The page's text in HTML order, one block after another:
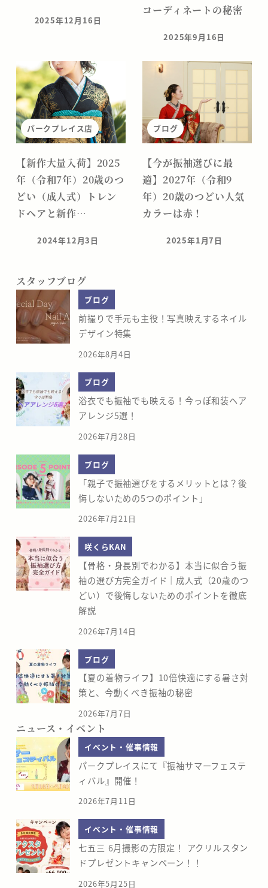
投稿日
2025年12月16日
コーディネートの秘密
投稿日
2025年9月16日
パークプレイス店
【新作大量入荷】2025
年（令和7年）20歳のつ
どい（成人式）トレン
ドヘアと新作…
投稿日
2024年12月3日
ブログ
【今が振袖選びに最
適】2027年（令和9
年）20歳のつどい人気
カラーは赤！
投稿日
2025年1月7日
スタッフブログ
ブログ
前撮りで手元も主役！写真映えするネイル
デザイン特集
2026年8月4日
ブログ
浴衣でも振袖でも映える！今っぽ和装ヘア
アレンジ5選！
2026年7月28日
ブログ
「親子で振袖選びをするメリットとは？後
悔しないための5つのポイント」
2026年7月21日
咲くらKAN
【骨格・身長別でわかる】本当に似合う振
袖の選び方完全ガイド｜成人式（20歳のつ
どい）で後悔しないためのポイントを徹底
解説
2026年7月14日
ブログ
【夏の着物ライフ】10倍快適にする暑さ対
策と、今動くべき振袖の秘密
2026年7月7日
ニュース・イベント
イベント・催事情報
パークプレイスにて『振袖サマーフェステ
ィバル』開催！
2026年7月11日
イベント・催事情報
七五三 6月撮影の方限定！ アクリルスタン
ドプレゼントキャンペーン！！
2026年5月25日